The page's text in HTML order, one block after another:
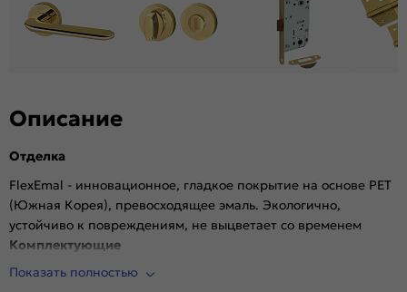
Возможность покраски:
Нет
Для влажных помещений:
Да
Уровень шумоизоляции:
Фрезеровка под петли:
Износостойкость:
Высокая
Пропускает свет:
Подходит под двухстворчатый проём:
Гарантия (лет):
Материал:
Описание
Отделка
FlexEmal - инновационное, гладкое покрытие на основе PET
(Южная Корея), превосходящее эмаль. Экологично,
устойчиво к повреждениям, не выцветает со временем
Комплектующие
Врезана магнитная защелка AGB, выполнена фрезеровка
Показать полностью